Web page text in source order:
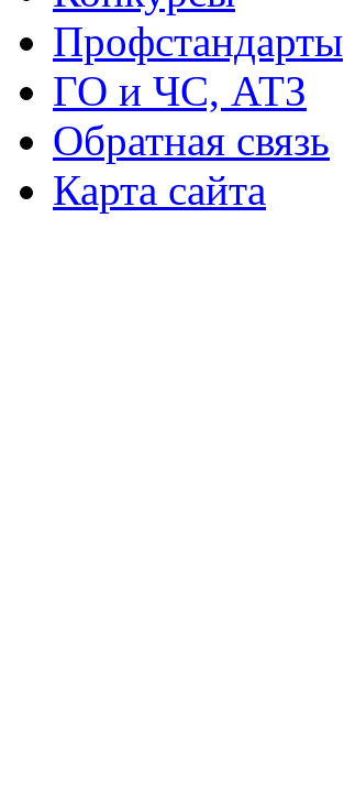
Профстандарты
ГО и ЧС, АТЗ
Обратная связь
Карта сайта